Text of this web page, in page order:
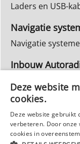
Laders en USB-
Navigatie
Navigatie
Inbouw
Info Webwinkel
Ruilen &
Privacy
Reparatie
Deze website
cookies.
Deze website gebruikt
verbeteren. Door onze
cookies in